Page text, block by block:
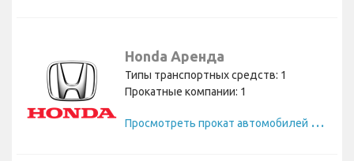
Honda Аренда
Типы транспортных средств: 1
Прокатные компании: 1
П
росмотреть прокат автомобилей Honda